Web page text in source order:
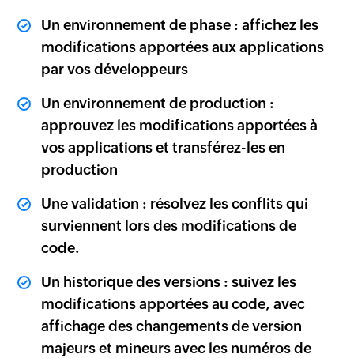
Un environnement de phase : affichez les
modifications apportées aux applications
par vos développeurs
Un environnement de production :
approuvez les modifications apportées à
vos applications et transférez-les en
production
Une validation : résolvez les conflits qui
surviennent lors des modifications de
code.
Un historique des versions : suivez les
modifications apportées au code, avec
affichage des changements de version
majeurs et mineurs avec les numéros de